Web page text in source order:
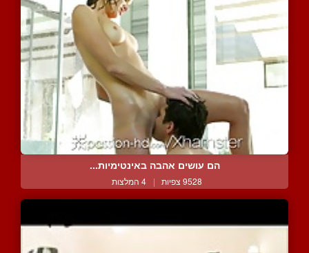
הם עושים אהבה באינטימיות...
9528 צפיות | 4 המלצות